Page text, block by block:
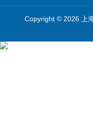
Copyright © 2026 上